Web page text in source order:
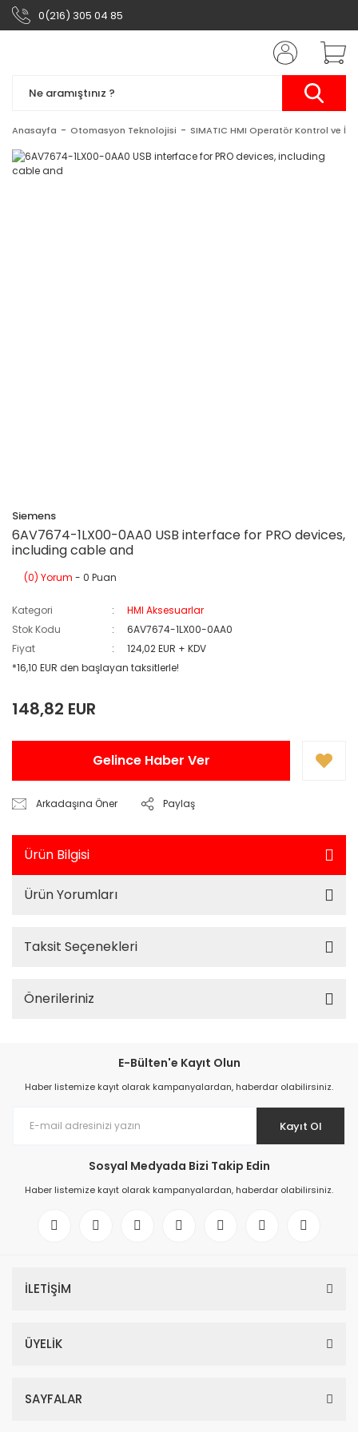
0(216) 305 04 85
Anasayfa Otomasyon Teknolojisi SIMATIC HMI Operatör Kontrol ve
Siemens
6AV7674-1LX00-0AA0 USB interface for PRO devices,
including cable and
(0) Yorum - 0 Puan
Kategori
HMI Aksesuarlar
Stok Kodu
6AV7674-1LX00-0AA0
Fiyat
124,02 EUR + KDV
*16,10 EUR den başlayan taksitlerle!
148,82 EUR
Gelince Haber Ver
Arkadaşına Öner Paylaş
Ürün Bilgisi
Ürün Yorumları
Taksit Seçenekleri
Önerileriniz
E-Bülten'e Kayıt Olun
Haber listemize kayıt olarak kampanyalardan, haberdar olabilirsiniz.
Kayıt Ol
Sosyal Medyada Bizi Takip Edin
Haber listemize kayıt olarak kampanyalardan, haberdar olabilirsiniz.
İLETİŞİM
ÜYELİK
SAYFALAR